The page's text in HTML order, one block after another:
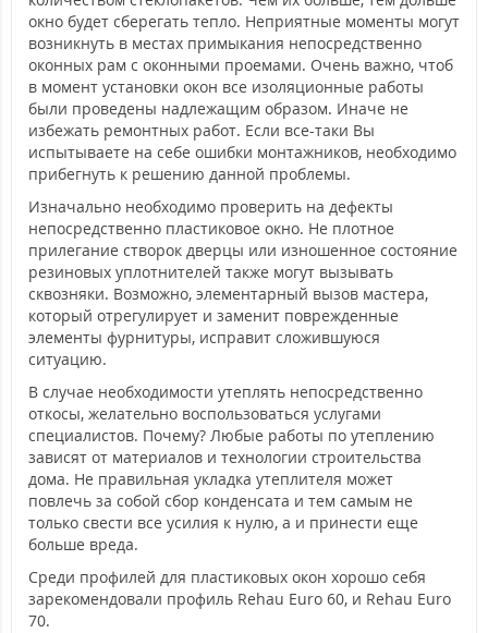
окно будет сберегать тепло. Неприятные моменты могут
возникнуть в местах примыкания непосредственно
оконных рам с оконными проемами. Очень важно, чтоб
в момент установки окон все изоляционные работы
были проведены надлежащим образом. Иначе не
избежать ремонтных работ. Если все-таки Вы
испытываете на себе ошибки монтажников, необходимо
прибегнуть к решению данной проблемы.
Изначально необходимо проверить на дефекты
непосредственно пластиковое окно. Не плотное
прилегание створок дверцы или изношенное состояние
резиновых уплотнителей также могут вызывать
сквозняки. Возможно, элементарный вызов мастера,
который отрегулирует и заменит поврежденные
элементы фурнитуры, исправит сложившуюся
ситуацию.
В случае необходимости утеплять непосредственно
откосы, желательно воспользоваться услугами
специалистов. Почему? Любые работы по утеплению
зависят от материалов и технологии строительства
дома. Не правильная укладка утеплителя может
повлечь за собой сбор конденсата и тем самым не
только свести все усилия к нулю, а и принести еще
больше вреда.
Среди профилей для пластиковых окон хорошо себя
зарекомендовали профиль Rehau Euro 60, и Rehau Euro
70.